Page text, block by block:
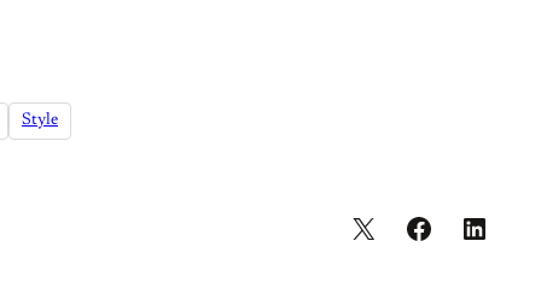
Style